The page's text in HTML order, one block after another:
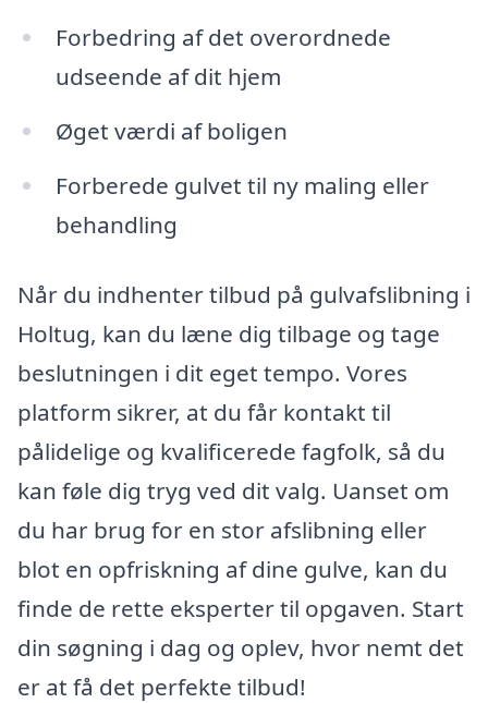
Forbedring af det overordnede
udseende af dit hjem
Øget værdi af boligen
Forberede gulvet til ny maling eller
behandling
Når du indhenter tilbud på gulvafslibning i
Holtug, kan du læne dig tilbage og tage
beslutningen i dit eget tempo. Vores
platform sikrer, at du får kontakt til
pålidelige og kvalificerede fagfolk, så du
kan føle dig tryg ved dit valg. Uanset om
du har brug for en stor afslibning eller
blot en opfriskning af dine gulve, kan du
finde de rette eksperter til opgaven. Start
din søgning i dag og oplev, hvor nemt det
er at få det perfekte tilbud!